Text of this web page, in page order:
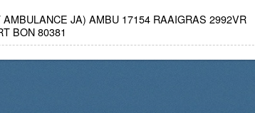
JA) AMBU 17154 RAAIGRAS 2992VR
BON 80381